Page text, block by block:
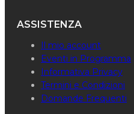
ASSISTENZA
Il mio account
Eventi in Programma
Informativa Privacy
Termini e Condizioni
Domande Frequenti